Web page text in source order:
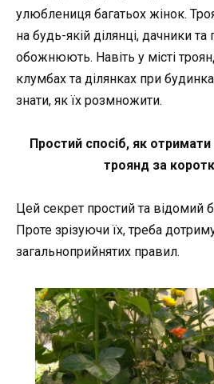
улюблениця багатьох жінок.
на будь-якій ділянці, дачники та
обожнюють. Навіть у місті
клумбах та ділянках при
знати, як їх розмножити.
Простий спосіб, як
троянд за
Цей секрет простий та відомий
Проте зрізуючи їх, треба
загальноприйнятих правил.